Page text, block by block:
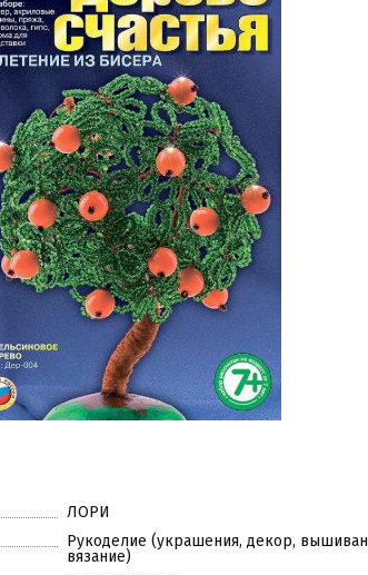
ЛОРИ
Рукоделие (украшения, декор,
вязание)